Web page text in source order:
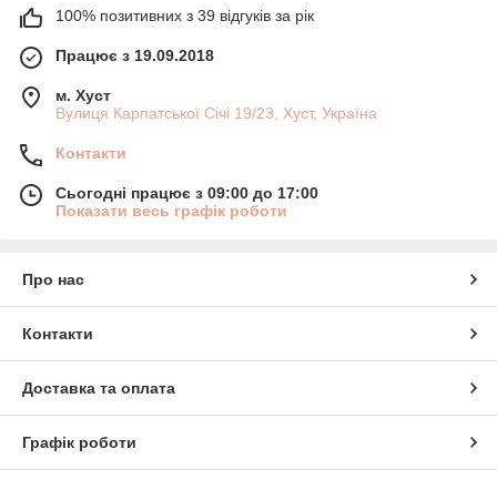
100% позитивних з 39 відгуків за рік
Працює з 19.09.2018
м. Хуст
Вулиця Карпатської Січі 19/23, Хуст, Україна
Контакти
Сьогодні працює з 09:00 до 17:00
Показати весь графік роботи
Про нас
Контакти
Доставка та оплата
Графік роботи